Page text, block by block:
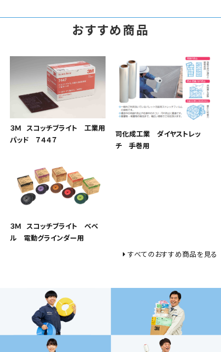
おすすめ商品
３Ｍ スコッチブライト 工業用
パッド ７４４７
司化成工業 ダイヤストレッ
チ 手巻用
３Ｍ スコッチブライト ベベ
ル 電動グラインダー用
すべてのおすすめ商品を見る